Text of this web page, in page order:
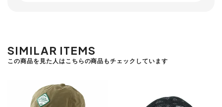
SIMILAR ITEMS
この商品を見た人はこちらの商品もチェックしています